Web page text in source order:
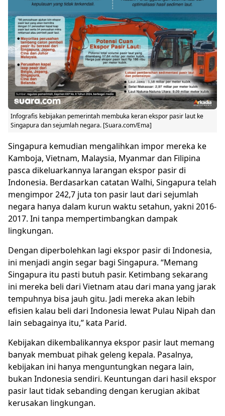
Infografis kebijakan pemerintah membuka keran ekspor pasir laut ke
Singapura dan sejumlah negara. [Suara.com/Ema]
Singapura kemudian mengalihkan impor mereka ke
Kamboja, Vietnam, Malaysia, Myanmar dan Filipina
pasca dikeluarkannya larangan ekspor pasir di
Indonesia. Berdasarkan catatan Walhi, Singapura telah
mengimpor 242,7 juta ton pasir laut dari sejumlah
negara hanya dalam kurun waktu setahun, yakni 2016-
2017. Ini tanpa mempertimbangkan dampak
lingkungan.
Dengan diperbolehkan lagi ekspor pasir di Indonesia,
ini menjadi angin segar bagi Singapura. “Memang
Singapura itu pasti butuh pasir. Ketimbang sekarang
ini mereka beli dari Vietnam atau dari mana yang jarak
tempuhnya bisa jauh gitu. Jadi mereka akan lebih
efisien kalau beli dari Indonesia lewat Pulau Nipah dan
lain sebagainya itu,” kata Parid.
Kebijakan dikembalikannya ekspor pasir laut memang
banyak membuat pihak geleng kepala. Pasalnya,
kebijakan ini hanya menguntungkan negara lain,
bukan Indonesia sendiri. Keuntungan dari hasil ekspor
pasir laut tidak sebanding dengan kerugian akibat
kerusakan lingkungan.